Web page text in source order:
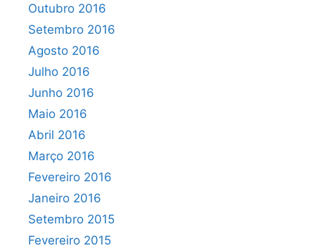
Outubro 2016
Setembro 2016
Agosto 2016
Julho 2016
Junho 2016
Maio 2016
Abril 2016
Março 2016
Fevereiro 2016
Janeiro 2016
Setembro 2015
Fevereiro 2015